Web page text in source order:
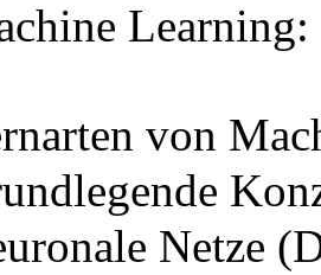
von
Netze